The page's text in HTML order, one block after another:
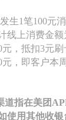
生1笔100元
线上消费金额
元，抵扣3元
，即客户本
道指在美团
使用其他收